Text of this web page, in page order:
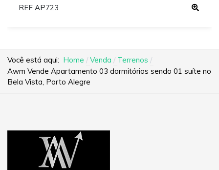
REF AP723
Você está aqui: Home Venda
Terrenos
Awm Vende Apartamento 03 dormitórios sendo 01 suíte no
Bela Vista, Porto Alegre